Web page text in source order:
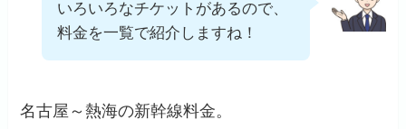
いろいろなチケットがあるので、
料金を一覧で紹介しますね！
名古屋～熱海の新幹線料金。